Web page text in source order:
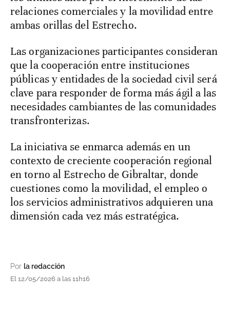
relaciones comerciales y la movilidad entre
ambas orillas del Estrecho.
Las organizaciones participantes consideran
que la cooperación entre instituciones
públicas y entidades de la sociedad civil será
clave para responder de forma más ágil a las
necesidades cambiantes de las comunidades
transfronterizas.
La iniciativa se enmarca además en un
contexto de creciente cooperación regional
en torno al Estrecho de Gibraltar, donde
cuestiones como la movilidad, el empleo o
los servicios administrativos adquieren una
dimensión cada vez más estratégica.
Por la redacción
El 12/05/2026 a las 11h16